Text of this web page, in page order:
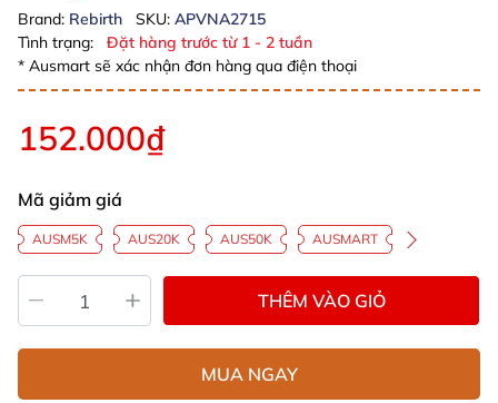
Brand: Rebirth SKU: APVNA2715
Tình trạng:
Đặt hàng trước từ 1 - 2 tuần
* Ausmart sẽ xác nhận đơn hàng qua điện thoại
152.000₫
Mã giảm giá
AUSM5K AUS20K AUS50K AUSMART
THÊM VÀO GIỎ
MUA NGAY